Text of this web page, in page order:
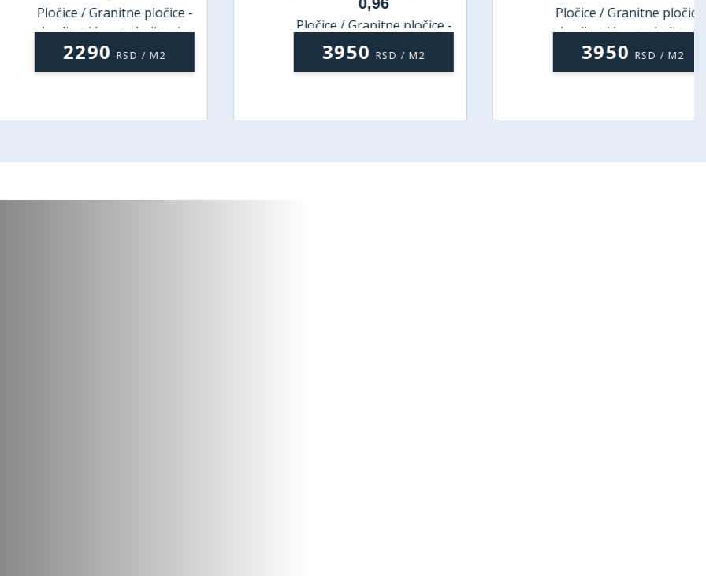
Pločice / Granitne pločice -
kvalitet i lepota koji traju
2290 RSD / M2
Pločice / Granitne pločice -
kvalitet i lepota koji traju
3950 RSD / M2
Pločice / Granitne pločice -
kvalitet i lepota koji traju
3950 RSD / M2